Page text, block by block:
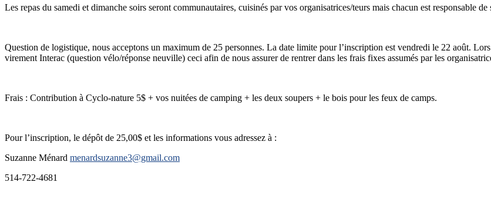
Les repas du samedi et dimanche soirs seront communautaires, cuisinés par vos organisatrices/teurs mais chacun est responsable
Question de logistique, nous acceptons un maximum de 25 personnes. La date limite pour l’inscription est vendredi le 22 août.
virement Interac (question vélo/réponse neuville) ceci afin de nous assurer de rentrer dans les frais fixes assumés par les
Frais : Contribution à Cyclo-nature 5$ + vos nuitées de camping + les deux soupers + le bois pour les feux de camps.
Pour l’inscription, le dépôt de 25,00$ et les informations vous adressez à :
Suzanne Ménard menardsuzanne3@gmail.com
514-722-4681